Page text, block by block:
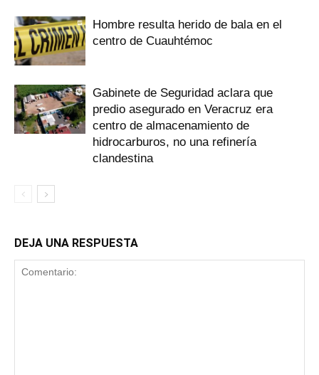
Hombre resulta herido de bala en el
centro de Cuauhtémoc
Gabinete de Seguridad aclara que
predio asegurado en Veracruz era
centro de almacenamiento de
hidrocarburos, no una refinería
clandestina
DEJA UNA RESPUESTA